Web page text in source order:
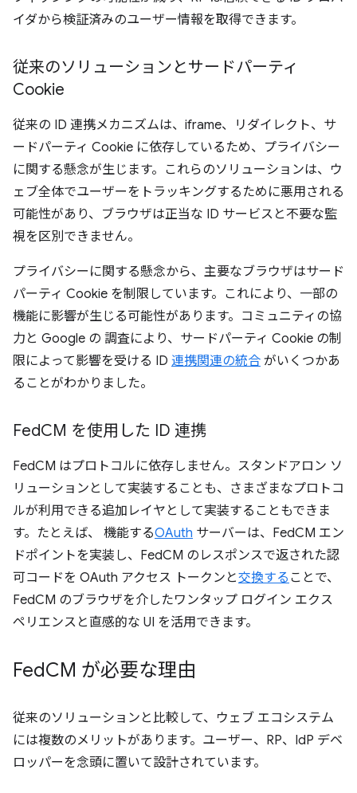
イダから検証済みのユーザー情報を取得できます。
従来のソリューションとサードパーティ
Cookie
従来の ID 連携メカニズムは、iframe、リダイレクト、サ
ードパーティ Cookie に依存しているため、プライバシー
に関する懸念が生じます。これらのソリューションは、ウ
ェブ全体でユーザーをトラッキングするために悪用される
可能性があり、ブラウザは正当な ID サービスと不要な監
視を区別できません。
プライバシーに関する懸念から、主要なブラウザはサード
パーティ Cookie を制限しています。これにより、一部の
機能に影響が生じる可能性があります。コミュニティの協
力と Google の 調査により、サードパーティ Cookie の制
限によって影響を受ける ID 連携関連の統合 がいくつかあ
ることがわかりました。
FedCM を使用した ID 連携
FedCM はプロトコルに依存しません。スタンドアロン ソ
リューションとして実装することも、さまざまなプロトコ
ルが利用できる追加レイヤとして実装することもできま
す。たとえば、 機能するOAuth サーバーは、FedCM エン
ドポイントを実装し、FedCM のレスポンスで返された認
可コードを OAuth アクセス トークンと交換する ことで、
FedCM のブラウザを介したワンタップ ログイン エクス
ペリエンスと直感的な UI を活用できます。
FedCM が必要な理由
従来のソリューションと比較して、ウェブ エコシステム
には複数のメリットがあります。ユーザー、RP、IdP デベ
ロッパーを念頭に置いて設計されています。